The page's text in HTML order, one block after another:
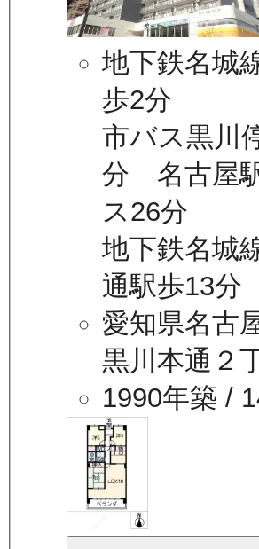
地下鉄名城
歩2分
市バス黒川
分 名古屋
ス26分
地下鉄名城
通駅歩13分
愛知県名古
黒川本通２
1990年築 /